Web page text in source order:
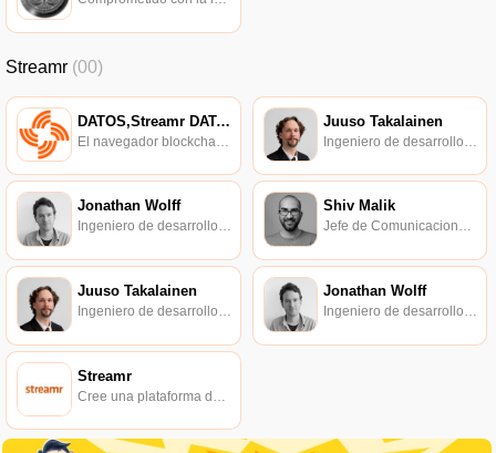
Streamr (00)
DATOS,Streamr DATAcoin Juuso Takalainen
Jonathan Wolff
Ingeniero de desarrollo de Streamr.
Shiv Malik
Jefe de Comunicaciones, Streamr.
Juuso Takalainen
Ingeniero de desarrollo de software Streamr.
Jonathan Wolff
Ingeniero de desarrollo de Streamr.
Streamr